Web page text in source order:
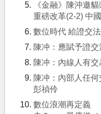
《金融》陳沖邀
重磅改革(2-2) 中
數位時代 給證交
陳冲：應賦予證
陳冲：內線人有
陳冲：內部人任
彭禎伶
數位浪潮再定義